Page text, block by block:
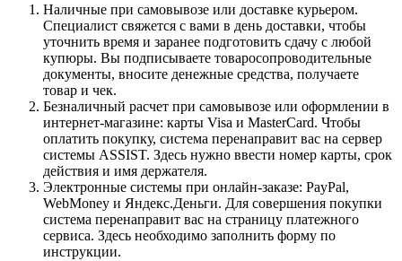
Наличные при самовывозе или доставке курьером.
Специалист свяжется с вами в день доставки, чтобы
уточнить время и заранее подготовить сдачу с любой
купюры. Вы подписываете товаросопроводительные
документы, вносите денежные средства, получаете
товар и чек.
Безналичный расчет при самовывозе или оформлении в
интернет-магазине: карты Visa и MasterCard. Чтобы
оплатить покупку, система перенаправит вас на сервер
системы ASSIST. Здесь нужно ввести номер карты, срок
действия и имя держателя.
Электронные системы при онлайн-заказе: PayPal,
WebMoney и Яндекс.Деньги. Для совершения покупки
система перенаправит вас на страницу платежного
сервиса. Здесь необходимо заполнить форму по
инструкции.